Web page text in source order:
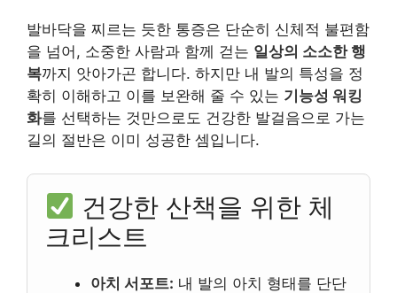
발바닥을 찌르는 듯한 통증은 단순히 신체적 불편함
을 넘어, 소중한 사람과 함께 걷는 일상의 소소한 행
복까지 앗아가곤 합니다. 하지만 내 발의 특성을 정
확히 이해하고 이를 보완해 줄 수 있는 기능성 워킹
화를 선택하는 것만으로도 건강한 발걸음으로 가는
길의 절반은 이미 성공한 셈입니다.
건강한 산책을 위한 체
크리스트
아치 서포트: 내 발의 아치 형태를 단단